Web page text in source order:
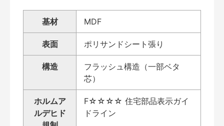
基材 MDF
表面 ポリサンドシート張り
構造
フラッシュ構造（一部ベタ
芯）
ホルムア
ルデヒド
F☆☆☆☆ 住宅部品表示ガイ
ドライン